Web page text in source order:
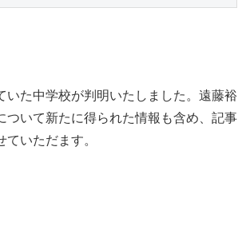
いた中学校が判明いたしました。遠藤裕
ついて新たに得られた情報も含め、記事
いただます。